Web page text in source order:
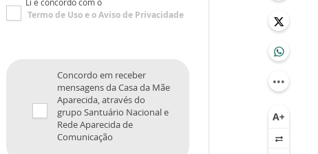
Li e concordo com o
Termo de Usoe oAviso de Privacidade
Concordo em receber
mensagens da Casa da Mãe
Aparecida, através do
grupo Santuário Nacional e
Rede Aparecida de
Comunicação